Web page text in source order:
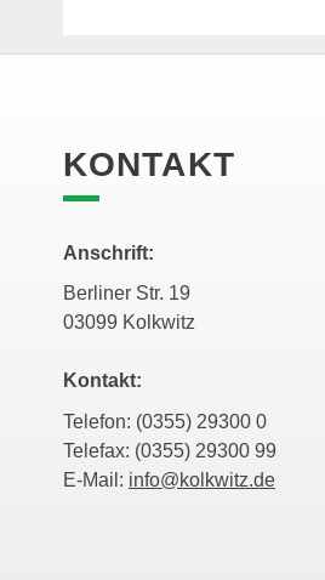
KONTAKT
Anschrift:
Berliner Str. 19
03099 Kolkwitz
Kontakt:
Telefon: (0355) 29300 0
Telefax: (0355) 29300 99
E-Mail: info@kolkwitz.de